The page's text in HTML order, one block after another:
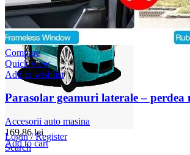
Login / Register
Search
Compare
Quick view
Add to wishlist
Parasolar geamuri laterale – perdea
Accesorii auto masina
169,86lei
Add to cart